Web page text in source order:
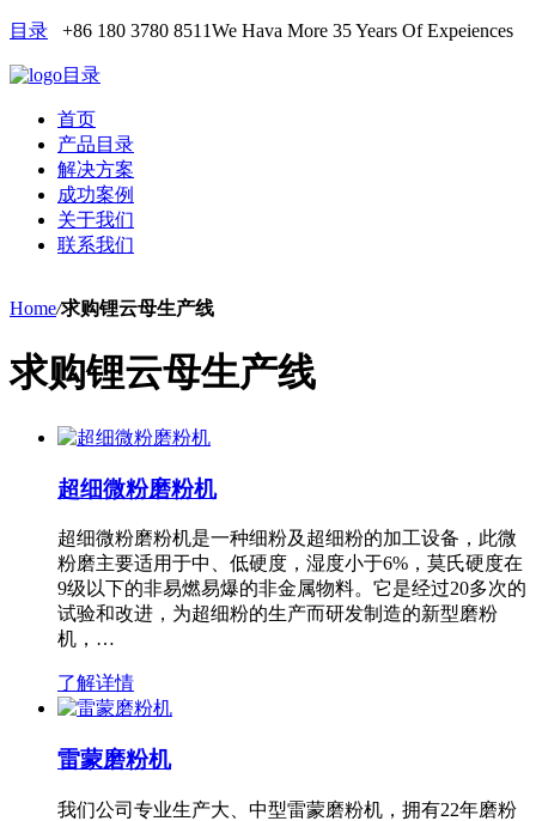
目录 +86 180 3780 8511We Hava More 35 Years Of Expeiences
目录
首页
产品目录
解决方案
成功案例
关于我们
联系我们
Home/求购锂云母生产线
求购锂云母生产线
超细微粉磨粉机
超细微粉磨粉机是一种细粉及超细粉的加工设备，此微
粉磨主要适用于中、低硬度，湿度小于6%，莫氏硬度在
9级以下的非易燃易爆的非金属物料。它是经过20多次的
试验和改进，为超细粉的生产而研发制造的新型磨粉
机，…
了解详情
雷蒙磨粉机
我们公司专业生产大、中型雷蒙磨粉机，拥有22年磨粉